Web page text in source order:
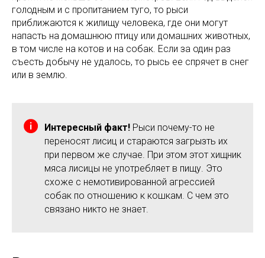
голодным и с пропитанием туго, то рыси
приближаются к жилищу человека, где они могут
напасть на домашнюю птицу или домашних животных,
в том числе на котов и на собак. Если за один раз
съесть добычу не удалось, то рысь ее спрячет в снег
или в землю.
Интересный факт! Рыси почему-то не
переносят лисиц и стараются загрызть их
при первом же случае. При этом этот хищник
мяса лисицы не употребляет в пищу. Это
схоже с немотивированной агрессией
собак по отношению к кошкам. С чем это
связано никто не знает.